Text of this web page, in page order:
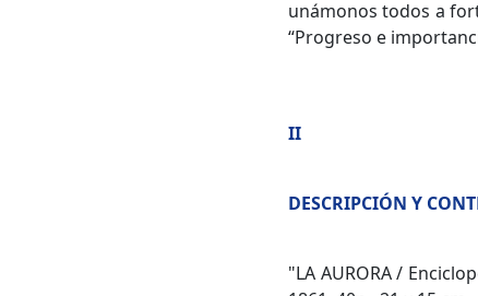
unámonos todos a
“Progreso e
II
DESCRIPCIÓN Y
"LA AURORA /